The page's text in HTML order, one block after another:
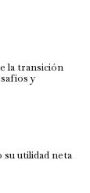
la transición
y
su utilidad neta